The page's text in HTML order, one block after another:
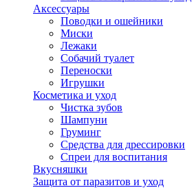
Аксессуары
Поводки и ошейники
Миски
Лежаки
Собачий туалет
Переноски
Игрушки
Косметика и уход
Чистка зубов
Шампуни
Груминг
Средства для дрессировки
Спреи для воспитания
Вкусняшки
Защита от паразитов и уход